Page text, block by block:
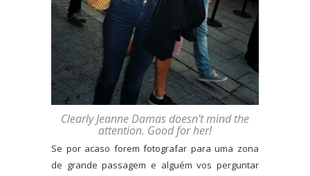
Clearly Jeanne Damas doesn’t mind the
attention. Good for her!
Se por acaso forem fotografar para uma zona
de grande passagem e alguém vos perguntar